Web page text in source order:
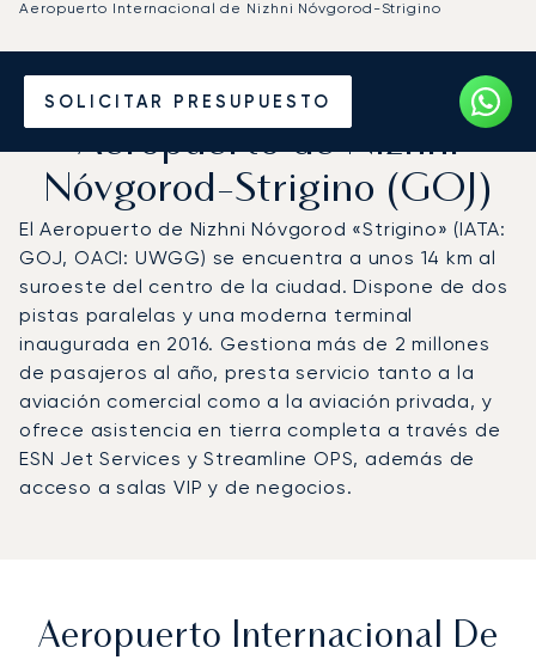
SOLICITAR PRESUPUESTO
Aeropuerto Internacional de Nizhni Nóvgorod-Strigino
Vuele en Jet Privado al
Aeropuerto de Nizhni
Nóvgorod-Strigino (GOJ)
El Aeropuerto de Nizhni Nóvgorod «Strigino» (IATA:
GOJ, OACI: UWGG) se encuentra a unos 14 km al
suroeste del centro de la ciudad. Dispone de dos
pistas paralelas y una moderna terminal
inaugurada en 2016. Gestiona más de 2 millones
de pasajeros al año, presta servicio tanto a la
aviación comercial como a la aviación privada, y
ofrece asistencia en tierra completa a través de
ESN Jet Services y Streamline OPS, además de
acceso a salas VIP y de negocios.
Aeropuerto Internacional De